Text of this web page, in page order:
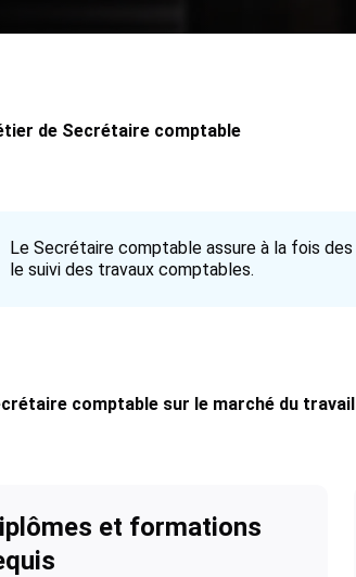
de Secrétaire comptable
Le Secrétaire comptable assure à la fois
le suivi des travaux comptables.
comptable sur le marché du travail
et formations